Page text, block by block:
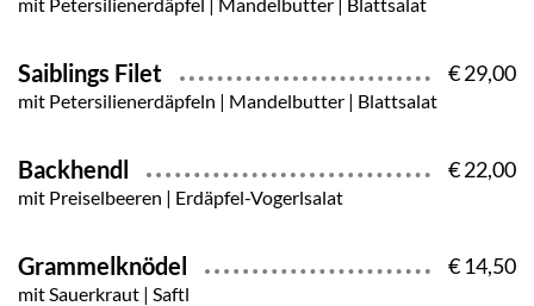
Saiblings Filet € 29,00
mit Petersilienerdäpfeln | Mandelbutter | Blattsalat
Backhendl € 22,00
mit Preiselbeeren | Erdäpfel-Vogerlsalat
Grammelknödel € 14,50
mit Sauerkraut | Saftl